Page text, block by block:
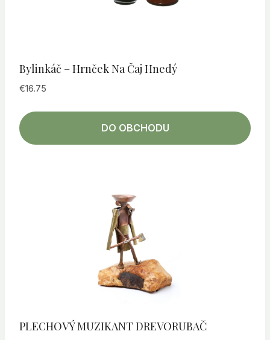
Bylinkáč – Hrnček Na Čaj Hnedý
€16.75
DO OBCHODU
PLECHOVÝ MUZIKANT DREVORUBAČ